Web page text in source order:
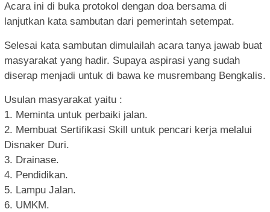
Acara ini di buka protokol dengan doa bersama di
lanjutkan kata sambutan dari pemerintah setempat.
Selesai kata sambutan dimulailah acara tanya jawab buat
masyarakat yang hadir. Supaya aspirasi yang sudah
diserap menjadi untuk di bawa ke musrembang Bengkalis.
Usulan masyarakat yaitu :
1. Meminta untuk perbaiki jalan.
2. Membuat Sertifikasi Skill untuk pencari kerja melalui
Disnaker Duri.
3. Drainase.
4. Pendidikan.
5. Lampu Jalan.
6. UMKM.